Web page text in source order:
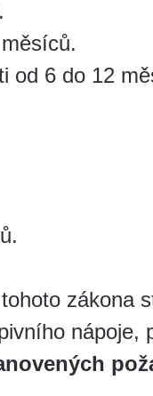
od 6 do 12
zákona
nápoje,